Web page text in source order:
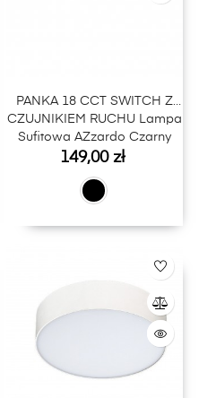
PANKA 18 CCT SWITCH Z
CZUJNIKIEM RUCHU Lampa
Sufitowa AZzardo Czarny
Cena
149,00 zł